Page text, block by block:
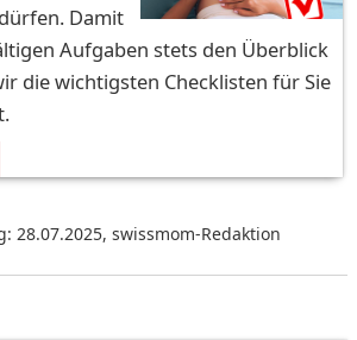
Damit
Aufgaben stets den Überblick
die wichtigsten Checklisten für Sie
28.07.2025, swissmom-Redaktion